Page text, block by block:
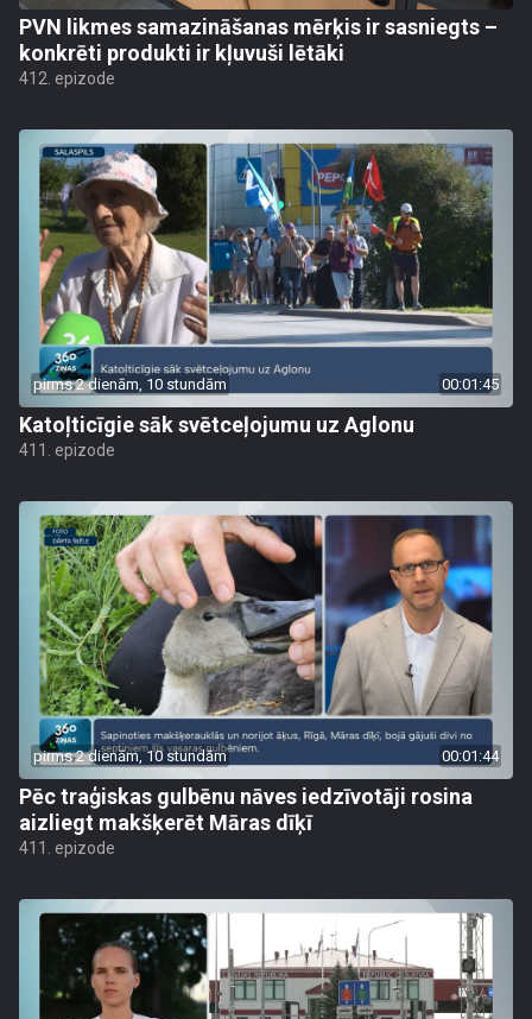
PVN likmes samazināšanas mērķis ir sasniegts –
konkrēti produkti ir kļuvuši lētāki
412. epizode
pirms 2 dienām, 10 stundām 00:01:45
Katoļticīgie sāk svētceļojumu uz Aglonu
411. epizode
pirms 2 dienām, 10 stundām 00:01:44
Pēc traģiskas gulbēnu nāves iedzīvotāji rosina
aizliegt makšķerēt Māras dīķī
411. epizode